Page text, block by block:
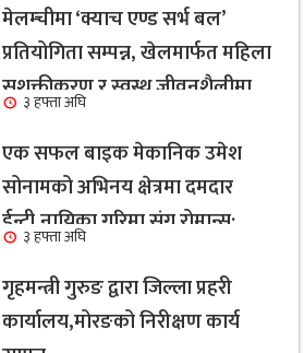
मेलम्चीमा ‘क्याच एण्ड सर्भ बल’
प्रतियोगिता सम्पन्न, खेलमार्फत महिला
सशक्तीकरण र स्वस्थ जीवनशैलीमा
जोड
३ हफ्ता अघि
एक सफल बाइक मेकानिक उमेश
सोनामको अभिनय क्षेत्रमा दमदार
ईन्ट्री,नायिका गरिमा संग रोमान्स:
हेर्नुहोस भिडियो ।
३ हफ्ता अघि
गृहमन्त्री गुरुङ द्वारा जिल्ला प्रहरी
कार्यालय,मोरङको निरीक्षण कार्य